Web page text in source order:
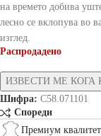
на времето добива
лесно се вклопува во
изглед.
Распродадено
Шифра: C58.071101
Спореди
Премиум